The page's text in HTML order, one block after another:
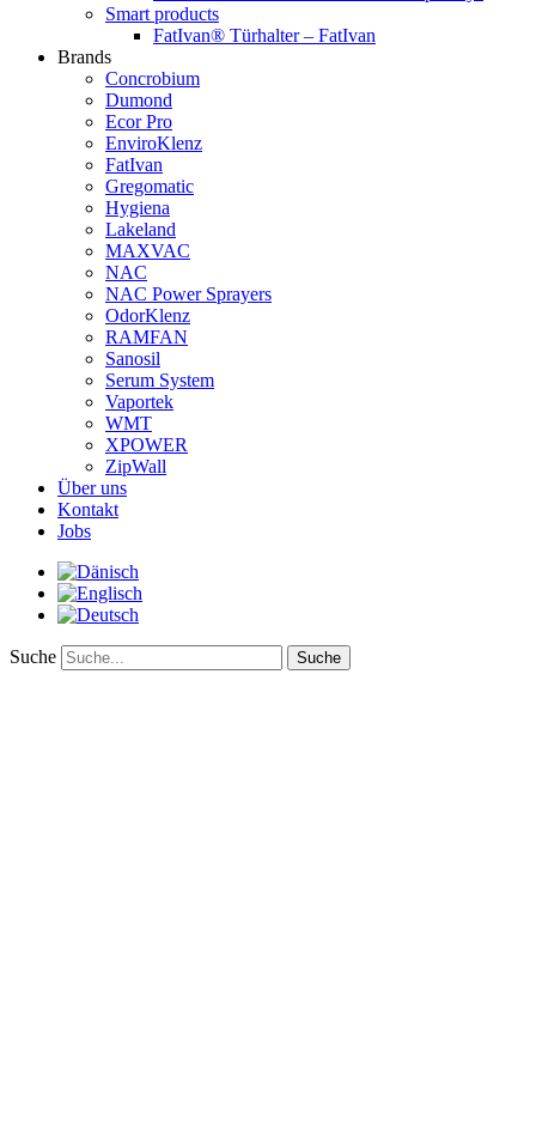
Smart products
FatIvan® Türhalter – FatIvan
Brands
Concrobium
Dumond
Ecor Pro
EnviroKlenz
FatIvan
Gregomatic
Hygiena
Lakeland
MAXVAC
NAC
NAC Power Sprayers
OdorKlenz
RAMFAN
Sanosil
Serum System
Vaportek
WMT
XPOWER
ZipWall
Über uns
Kontakt
Jobs
Suche Suche